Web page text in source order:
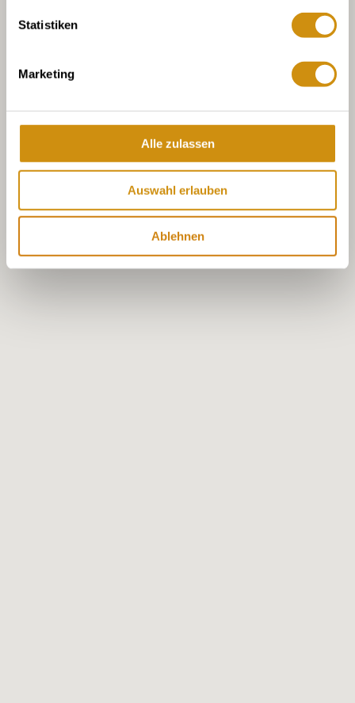
Statistiken
Marketing
Alle zulassen
Auswahl erlauben
Ablehnen